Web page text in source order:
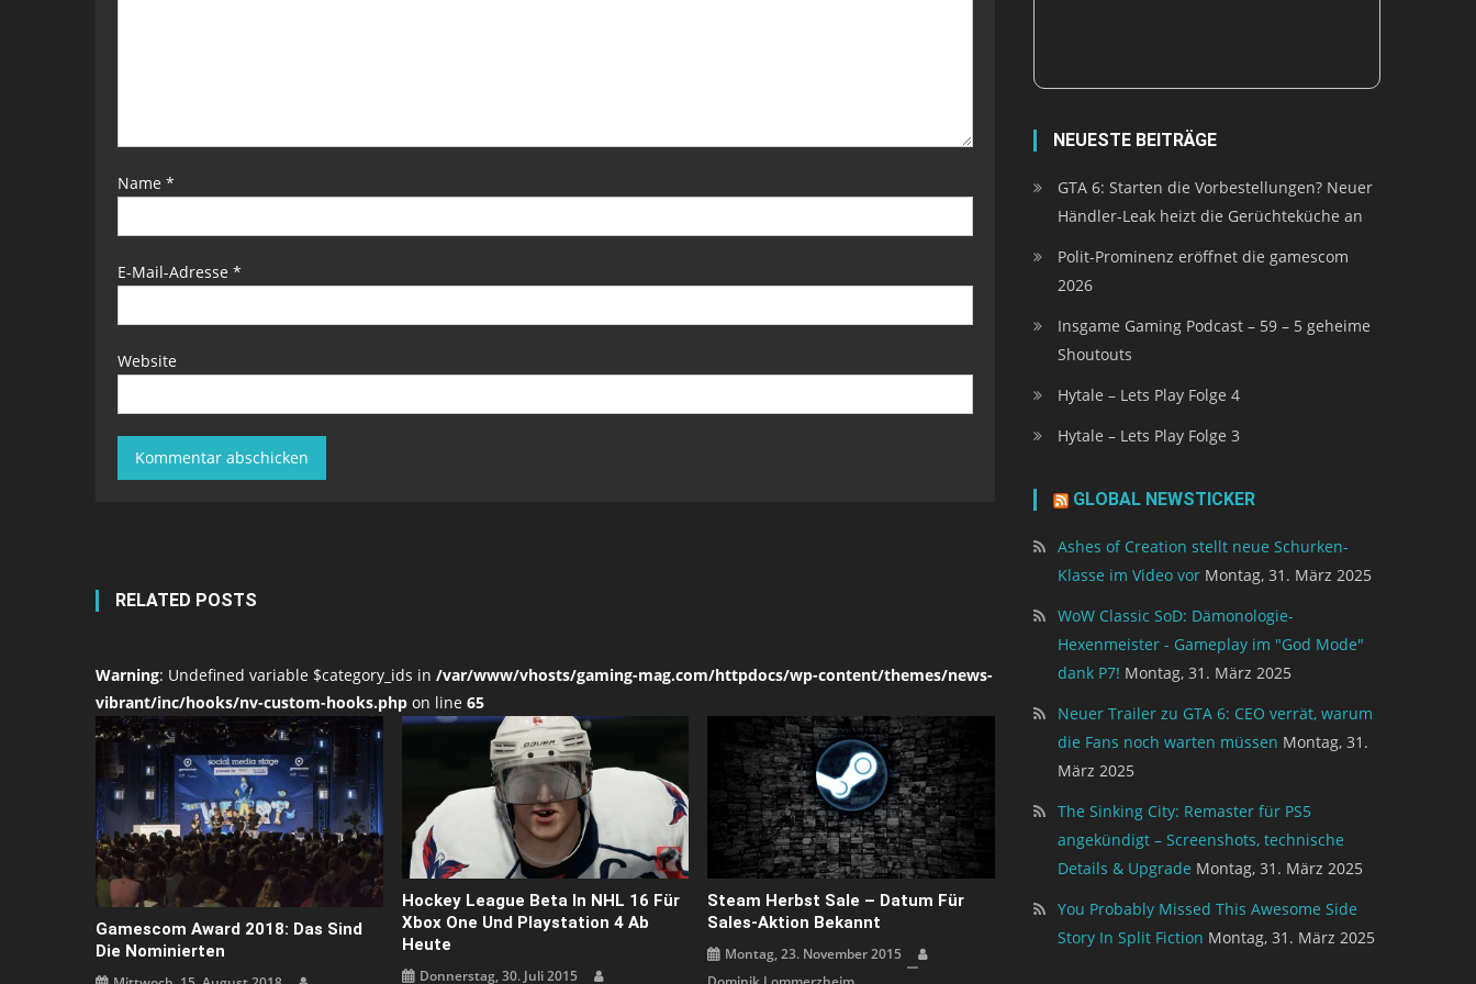
Name *
E-Mail-Adresse *
Website
RELATED POSTS
Warning: Undefined variable $category_ids in /var/www/vhosts/gaming-mag.com/httpdocs/wp-content/themes/news-
vibrant/inc/hooks/nv-custom-hooks.php on line 65
Gamescom Award 2018: Das Sind
Die Nominierten
Hockey League Beta In NHL 16 Für
Xbox One Und Playstation 4 Ab
Heute
Donnerstag, 30. Juli 2015
Steam Herbst Sale – Datum Für
Sales-Aktion Bekannt
Montag, 23. November 2015
NEUESTE BEITRÄGE
GTA 6: Starten die Vorbestellungen? Neuer
Händler-Leak heizt die Gerüchteküche an
Polit-Prominenz eröffnet die gamescom
2026
Insgame Gaming Podcast – 59 – 5 geheime
Shoutouts
Hytale – Lets Play Folge 4
Hytale – Lets Play Folge 3
GLOBAL NEWSTICKER
Ashes of Creation stellt neue Schurken-
Klasse im Video vor Montag, 31. März 2025
WoW Classic SoD: Dämonologie-
Hexenmeister - Gameplay im "God Mode"
dank P7! Montag, 31. März 2025
Neuer Trailer zu GTA 6: CEO verrät, warum
die Fans noch warten müssen Montag, 31.
März 2025
The Sinking City: Remaster für PS5
angekündigt – Screenshots, technische
Details & Upgrade Montag, 31. März 2025
You Probably Missed This Awesome Side
Story In Split Fiction Montag, 31. März 2025